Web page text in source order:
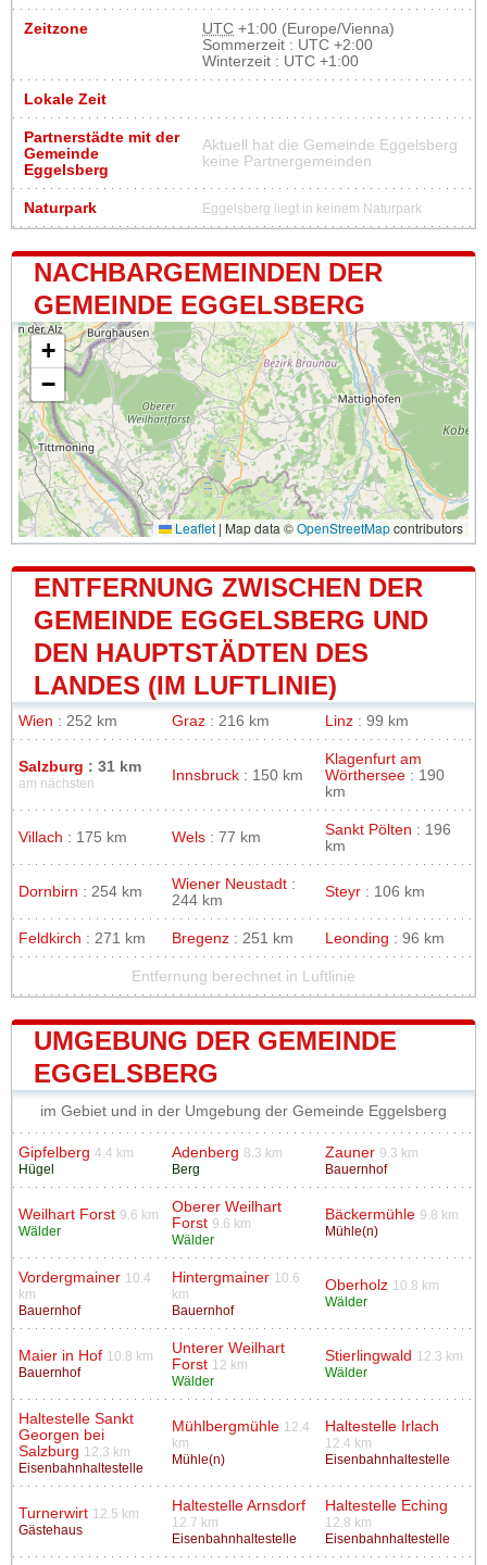
Zeitzone UTC +1:00 (Europe/Vienna)
Sommerzeit : UTC +2:00
Winterzeit : UTC +1:00
Lokale Zeit
Partnerstädte mit der
Gemeinde
Eggelsberg
Aktuell hat die Gemeinde Eggelsberg
keine Partnergemeinden
Naturpark Eggelsberg liegt in keinem Naturpark
NACHBARGEMEINDEN DER
GEMEINDE EGGELSBERG
+
−
Leaflet | Map data ©OpenStreetMapcontributors
ENTFERNUNG ZWISCHEN DER
GEMEINDE EGGELSBERG UND
DEN HAUPTSTÄDTEN DES
LANDES (IM LUFTLINIE)
Wien : 252 km Graz : 216 km Linz : 99 km
Salzburg : 31 km
am nächsten Innsbruck : 150 km
Klagenfurt am
Wörthersee : 190
km
Villach : 175 km Wels : 77 km Sankt Pölten : 196
km
Dornbirn : 254 km Wiener Neustadt :
244 km
Steyr : 106 km
Feldkirch : 271 km Bregenz : 251 km Leonding : 96 km
Entfernung berechnet in Luftlinie
UMGEBUNG DER GEMEINDE
EGGELSBERG
im Gebiet und in der Umgebung der Gemeinde Eggelsberg
Gipfelberg 4.4 km
Hügel
Adenberg 8.3 km
Berg
Zauner 9.3 km
Bauernhof
Weilhart Forst 9.6 km
Wälder
Oberer Weilhart
Forst 9.6 km
Wälder
Bäckermühle 9.8 km
Mühle(n)
Vordergmainer 10.4
km
Bauernhof
Hintergmainer 10.6
km
Bauernhof
Oberholz 10.8 km
Wälder
Maier in Hof 10.8 km
Bauernhof
Unterer Weilhart
Forst 12 km
Wälder
Stierlingwald 12.3 km
Wälder
Haltestelle Sankt
Georgen bei
Salzburg 12.3 km
Eisenbahnhaltestelle
Mühlbergmühle 12.4
km
Mühle(n)
Haltestelle Irlach
12.4 km
Eisenbahnhaltestelle
Turnerwirt 12.5 km
Gästehaus
Haltestelle Arnsdorf
12.7 km
Eisenbahnhaltestelle
Haltestelle Eching
12.8 km
Eisenbahnhaltestelle